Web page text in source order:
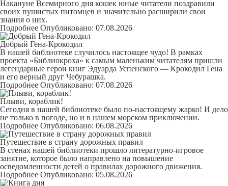
Накануне Всемирного дня кошек юные читатели поздравили
своих пушистых питомцев и значительно расширили свои
знания о них.
Подробнее Опубликовано: 07.08.2026
Добрый Гена-Крокодил
В нашей библиотеке случилось настоящее чудо! В рамках
проекта «Библиокроха» к самым маленьким читателям пришли
легендарные герои книг Эдуарда Успенского — Крокодил Гена
и его верный друг Чебурашка.
Подробнее Опубликовано: 07.08.2026
Плыви, кораблик!
Сегодня в нашей библиотеке было по-настоящему жарко! И дело
не только в погоде, но и в нашем морском приключении.
Подробнее Опубликовано: 06.08.2026
Путешествие в страну дорожных правил
В стенах нашей библиотеки прошло литературно-игровое
занятие, которое было направлено на повышение
осведомленности детей о правилах дорожного движения.
Подробнее Опубликовано: 05.08.2026